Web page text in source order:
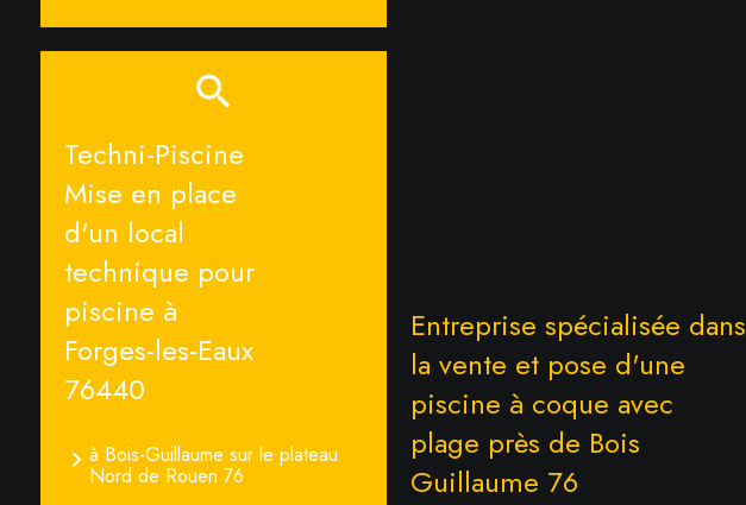
Techni-Piscine
Mise en place
d'un local
technique pour
piscine à
Forges-les-Eaux
76440
à Bois-Guillaume sur le plateau
Nord de Rouen 76
Entreprise spécialisée dans
la vente et pose d'une
piscine à coque avec
plage près de Bois
Guillaume 76